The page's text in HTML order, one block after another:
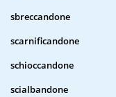
sbreccandone
scarnificandone
schioccandone
scialbandone